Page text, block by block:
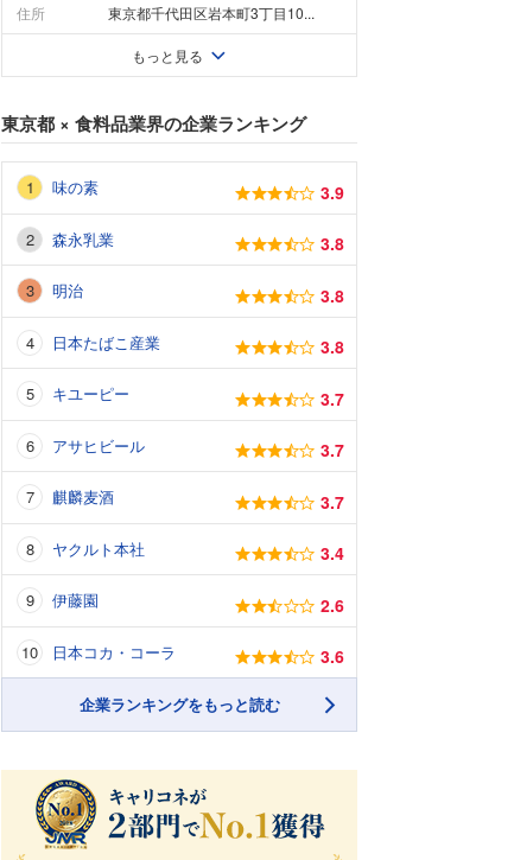
住所 東京都千代田区岩本町3丁目10...
もっと見る
東京都 × 食料品業界の企業ランキング
味の素 3.9
森永乳業 3.8
明治 3.8
日本たばこ産業 3.8
キユーピー 3.7
アサヒビール 3.7
麒麟麦酒 3.7
ヤクルト本社 3.4
伊藤園 2.6
日本コカ・コーラ 3.6
企業ランキングをもっと読む